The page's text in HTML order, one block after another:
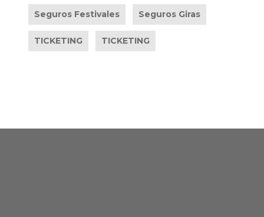
Seguros Festivales Seguros Giras
TICKETING TICKETING